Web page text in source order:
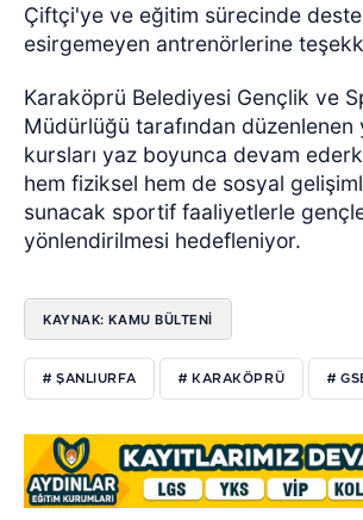
Çiftçi'ye ve eğitim sürecinde
esirgemeyen antrenörlerine
Karaköprü Belediyesi Gençlik ve
Müdürlüğü tarafından düzenlenen
kursları yaz boyunca devam
hem fiziksel hem de sosyal
sunacak sportif faaliyetlerle
yönlendirilmesi hedefleniyor.
KAYNAK: KAMU BÜLTENİ
# ŞANLIURFA # KARAKÖPRÜ #